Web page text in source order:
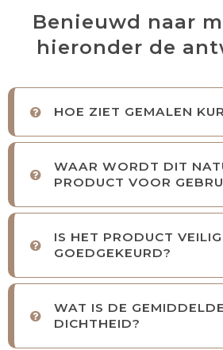
Benieuwd naar
hieronder de
HOE ZIET GEMALEN
WAAR WORDT DIT
PRODUCT VOOR
IS HET PRODUCT
GOEDGEKEURD?
WAT IS DE GEMIDDELDE
DICHTHEID?